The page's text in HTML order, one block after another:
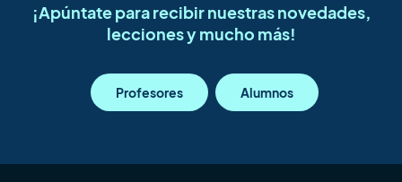
¡Apúntate para recibir nuestras novedades,
lecciones y mucho más!
Profesores Alumnos